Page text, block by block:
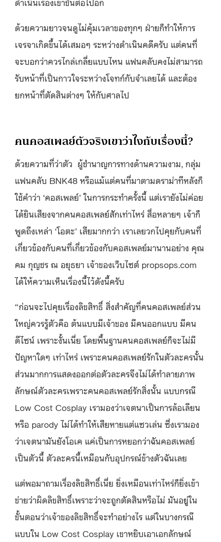
ด้วยความยาวจนดูไม่คุ้มเวลาของทุกๆ ฝ่ายก็ทำให้การ
เจรจาเกิดขึ้นได้เสมอๆ ระหว่างดำเนินคดีครับ แต่คนที่
จะบอกว่าควรไกล่เกลี่ยแบบไหน แฟนคลับคงไม่สามารถ
รับหน้าที่เป็นกาวใจระหว่างโจทก์กับจำเลยได้ และต้อง
ยกหน้าที่ตัดสินต่างๆ ให้กับศาลไป
คนคอสเพลย์ตัวจริงเขาว่าไงกับเรื่องนี้?
ด้วยความที่ว่าตัว ผู้ชำนาญการทางด้านความงาม, กลุ่ม
แฟนคลับ BNK48 หรือแม้แต่คนที่มาตามดราม่าทีหลังก็
ใช้คำว่า ‘คอสเพลย์’ ในการกระทำครั้งนี้ แต่เรายังไม่ค่อย
ได้ยินเสียงจากคนคอสเพลย์สักเท่าไหร่ สื่อหลายๆ เจ้าก็
พูดถึงเหล่า ‘โอตะ’ เสียมากกว่า เราเลยวกไปคุยกับคนที่
เกี่ยวข้องกับคนที่เกี่ยวข้องกับคอสเพลย์มานานอย่าง คุณ
คม กุญชร ณ อยุธยา เจ้าของเว็บไซต์ propsops.com
ได้ให้ความเห็นเรื่องนี้ไว้ดังนี้ครับ
“ก่อนจะไปคุยเรื่องลิขสิทธิ์ สิ่งสำคัญที่คนคอสเพลย์ส่วน
ใหญ่ควรรู้ตัวคือ ต้นแบบมีเจ้าของ มีคนออกแบบ มีคน
ดีไซน์ เพราะงั้นเนี่ย โดยพื้นฐานคนคอสเพลย์ก็จะไม่มี
ปัญหาใดๆ เท่าไหร่ เพราะคนคอสเพลย์รักในตัวละครนั้น
ส่วนมากการแสดงออกต่อตัวละครจึงไม่ได้ทำลายภาพ
ลักษณ์ตัวละครเพราะคนคอสเพลย์รักสิ่งนั้น แบบกรณี
Low Cost Cosplay เรามองว่าเจตนาเป็นการล้อเลียน
หรือ parody ไม่ได้ทำให้เสียหายแต่แซวเล่น ซึ่งเรามอง
ว่าเจตนามันยังโอเค แค่เป็นการหยอกว่าฉันคอสเพลย์
เป็นตัวนี้ ตัวละครนี้เหมือนกับอุปกรณ์ข้างตัวฉันเลย
แต่พอมาถามเรื่องลิขสิทธิ์เนี่ย ยิ่งเหมือนเท่าไหร่ก็ยิ่งเข้า
ข่ายว่าผิดลิขสิทธิ์เพราะว่าจะถูกตัดสินหรือไม่ มันอยู่ใน
ขั้นตอนว่าเจ้าของลิขสิทธิ์จะทำอย่างไร แต่ในบางกรณี
แบบใน Low Cost Cosplay เขาหยิบเอาเอกลักษณ์